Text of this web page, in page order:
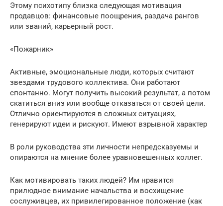
Этому психотипу близка следующая мотивация
продавцов: финансовые поощрения, раздача рангов
или званий, карьерный рост.
«Пожарник»
Активные, эмоциональные люди, которых считают
звездами трудового коллектива. Они работают
спонтанно. Могут получить высокий результат, а потом
скатиться вниз или вообще отказаться от своей цели.
Отлично ориентируются в сложных ситуациях,
генерируют идеи и рискуют. Имеют взрывной характер
В роли руководства эти личности непредсказуемы и
опираются на мнение более уравновешенных коллег.
Как мотивировать таких людей? Им нравится
прилюдное внимание начальства и восхищение
сослуживцев, их привилегированное положение (как